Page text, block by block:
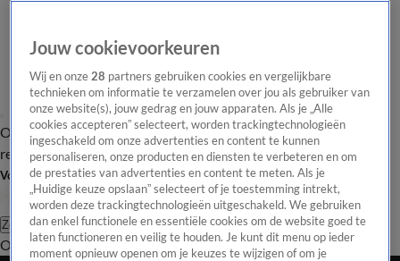
Overzicht Laatste nieuws Regionieuws Het beste van Hart
Tip de
redactie
Volg Hart van Nederland
Zoeken
OverzichtRegioUitzendingenWeerTip de redactiePanelVideo's
Jouw cookievoorkeuren
Wij en onze28 partners gebruiken cookies en vergelijkbare
technieken om informatie te verzamelen over jou als gebruiker van
onze website(s), jouw gedrag en jouw apparaten. Als je „Alle
cookies accepteren” selecteert, worden trackingtechnologieën
ingeschakeld om onze advertenties en content te kunnen
personaliseren, onze producten en diensten te verbeteren en om
de prestaties van advertenties en content te meten. Als je
„Huidige keuze opslaan” selecteert of je toestemming intrekt,
worden deze trackingtechnologieën uitgeschakeld. We gebruiken
dan enkel functionele en essentiële cookies om de website goed te
laten functioneren en veilig te houden. Je kunt dit menu op ieder
moment opnieuw openen om je keuzes te wijzigen of om je